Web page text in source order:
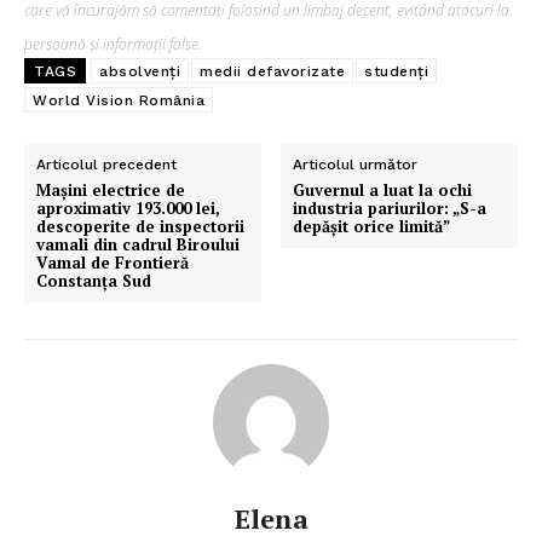
ABONEAZĂ-TE ACUM
StirileMedia.ro
care vă încurajăm să comentați folosind un limbaj decent, evitând atacuri la
persoană și informații false.
TAGS absolvenți medii defavorizate
studenți
World Vision România
Articolul precedent
Mașini electrice de
aproximativ 193.000 lei,
descoperite de inspectorii
vamali din cadrul Biroului
Vamal de Frontieră
Constanța Sud
Articolul următor
Guvernul a luat la ochi
industria pariurilor: „S-a
depășit orice limită”
Elena